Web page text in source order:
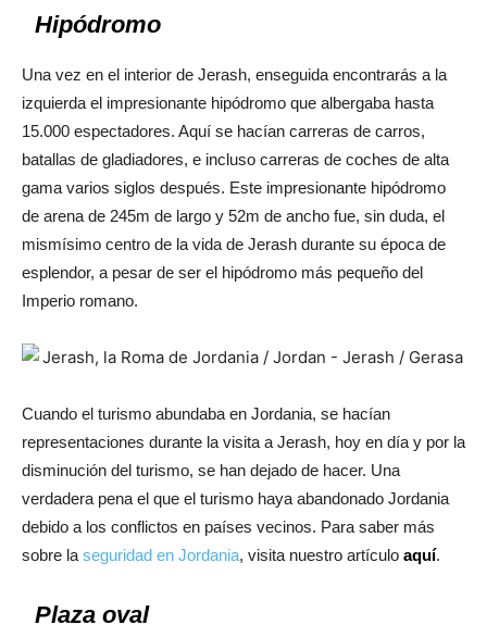
Hipódromo
Una vez en el interior de Jerash, enseguida encontrarás a la
izquierda el impresionante hipódromo que albergaba hasta
15.000 espectadores. Aquí se hacían carreras de carros,
batallas de gladiadores, e incluso carreras de coches de alta
gama varios siglos después. Este impresionante hipódromo
de arena de 245m de largo y 52m de ancho fue, sin duda, el
mismísimo centro de la vida de Jerash durante su época de
esplendor, a pesar de ser el hipódromo más pequeño del
Imperio romano.
Cuando el turismo abundaba en Jordania, se hacían
representaciones durante la visita a Jerash, hoy en día y por la
disminución del turismo, se han dejado de hacer. Una
verdadera pena el que el turismo haya abandonado Jordania
debido a los conflictos en países vecinos. Para saber más
sobre la seguridad en Jordania, visita nuestro artículo aquí.
Plaza oval